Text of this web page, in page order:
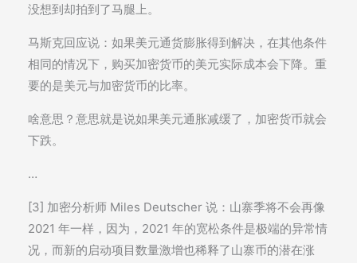
没想到却拍到了马腿上。
马斯克回应说：如果美元通货膨胀得到解决，在其他条件
相同的情况下，购买加密货币的美元实际成本会下降。重
要的是美元与加密货币的比率。
啥意思？意思就是说如果美元通胀减缓了，加密货币就会
下跌。
…
[3] 加密分析师 Miles Deutscher 说：山寨季将不会再像
2021 年一样，因为，2021 年的宽松条件是极端的异常情
况，而新的启动项目数量激增也稀释了山寨币的潜在涨